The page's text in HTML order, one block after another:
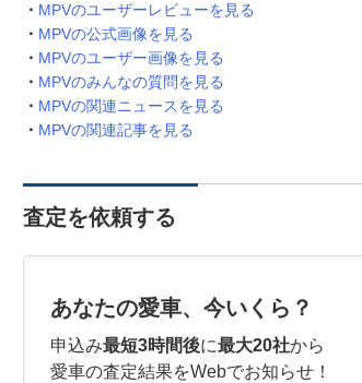
MPVのユーザーレビューを見る
MPVの公式画像を見る
MPVのユーザー画像を見る
MPVのみんなの質問を見る
MPVの関連ニュースを見る
MPVの関連記事を見る
査定を依頼する
あなたの愛車、今いくら？
申込み最短3時間後に最大20社から
愛車の査定結果をWebでお知らせ！